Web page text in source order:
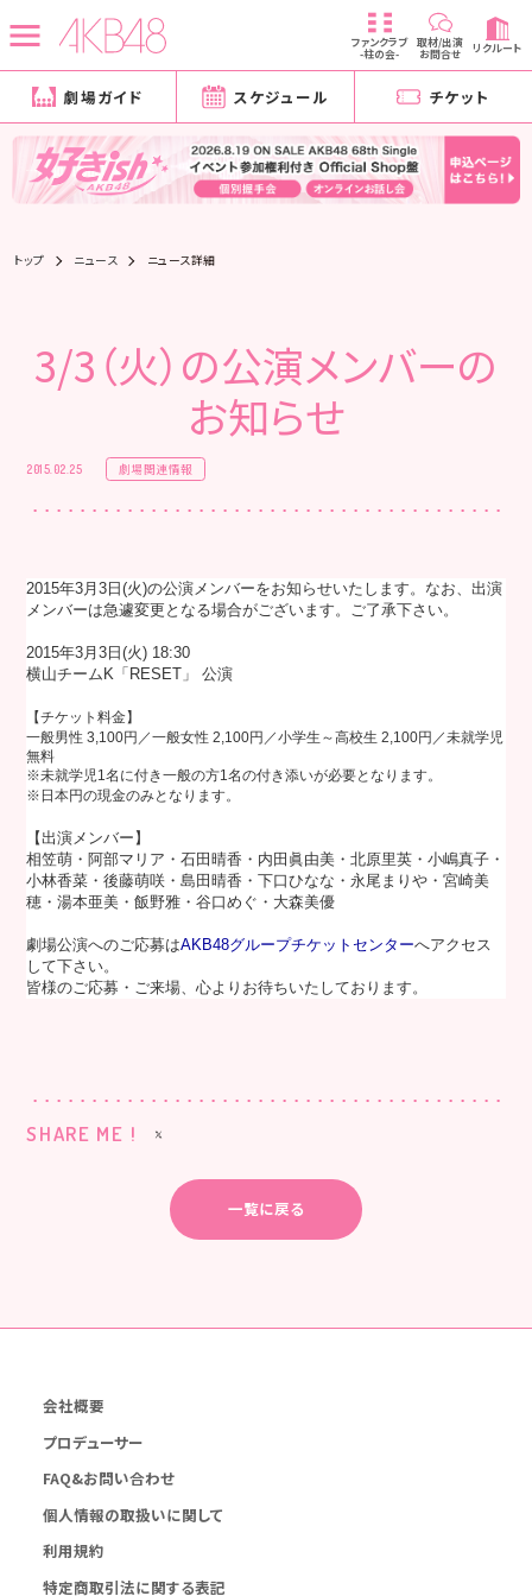
ファンクラブ
-柱の会-
取材/出演
お問合せ リクルート
劇場ガイド スケジュール チケット
トップ ニュース ニュース詳細
3/3（火）の公演メンバーの
お知らせ
2015.02.25 劇場関連情報
2015年3月3日(火)の公演メンバーをお知らせいたします。なお、出演
メンバーは急遽変更となる場合がございます。ご了承下さい。
2015年3月3日(火) 18:30
横山チームK「RESET」 公演
【チケット料金】
一般男性 3,100円／一般女性 2,100円／小学生～高校生 2,100円／未就学児
無料
※未就学児1名に付き一般の方1名の付き添いが必要となります。
※日本円の現金のみとなります。
【出演メンバー】
相笠萌・阿部マリア・石田晴香・内田眞由美・北原里英・小嶋真子・
小林香菜・後藤萌咲・島田晴香・下口ひなな・永尾まりや・宮崎美
穂・湯本亜美・飯野雅・谷口めぐ・大森美優
劇場公演へのご応募はAKB48グループチケットセンターへアクセス
して下さい。
皆様のご応募・ご来場、心よりお待ちいたしております。
SHARE ME !
一覧に戻る
会社概要
プロデューサー
FAQ&お問い合わせ
個人情報の取扱いに関して
利用規約
特定商取引法に関する表記